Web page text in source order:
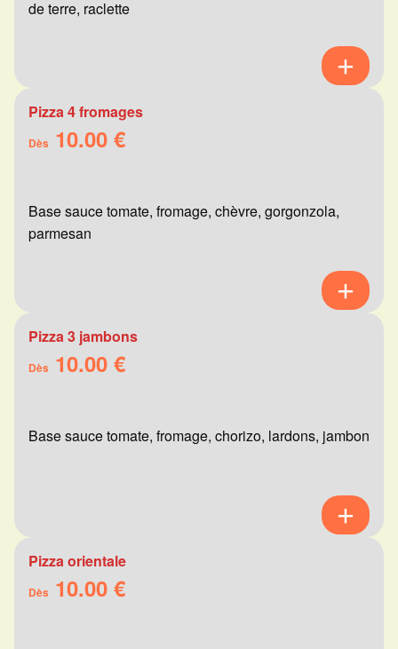
de terre, raclette
Pizza 4 fromages
Dès 10.00 €
Base sauce tomate, fromage, chèvre, gorgonzola,
parmesan
Pizza 3 jambons
Dès 10.00 €
Base sauce tomate, fromage, chorizo, lardons, jambon
Pizza orientale
Dès 10.00 €